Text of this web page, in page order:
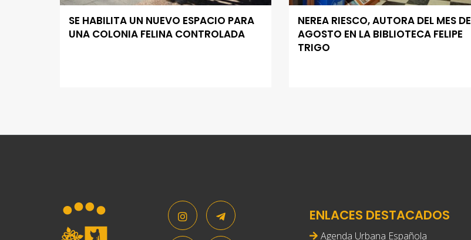
SE HABILITA UN NUEVO ESPACIO PARA
UNA COLONIA FELINA CONTROLADA
NEREA RIESCO, AUTORA DEL MES DE
AGOSTO EN LA BIBLIOTECA FELIPE
TRIGO
ENLACES DESTACADOS
Agenda Urbana Española